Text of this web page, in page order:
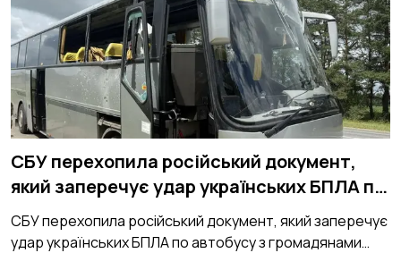
СБУ перехопила російський документ,
який заперечує удар українських БПЛА по
автобусу з громадянами Білорусі
СБУ перехопила російський документ, який заперечує
удар українських БПЛА по автобусу з громадянами